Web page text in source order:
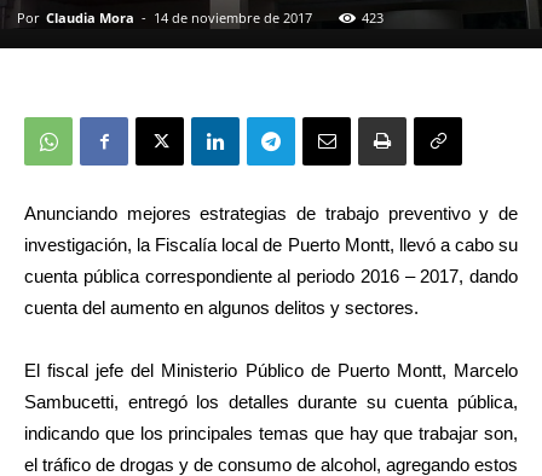
Por Claudia Mora - 14 de noviembre de 2017 423
Anunciando mejores estrategias de trabajo preventivo y de
investigación, la Fiscalía local de Puerto Montt, llevó a cabo su
cuenta pública correspondiente al periodo 2016 – 2017, dando
cuenta del aumento en algunos delitos y sectores.
El fiscal jefe del Ministerio Público de Puerto Montt, Marcelo
Sambucetti, entregó los detalles durante su cuenta pública,
indicando que los principales temas que hay que trabajar son,
el tráfico de drogas y de consumo de alcohol, agregando estos